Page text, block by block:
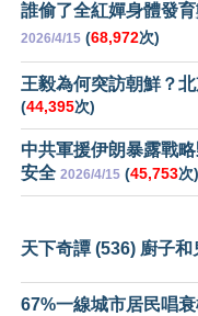
誰偷了全紅嬋身體發育
2026/4/15 (68,972次)
王毅為何突訪朝鮮？
(44,395次)
中共軍援伊朗暴露戰
安全 2026/4/15 (45,753次)
天下奇譚 (536) 廚子和
67%一線城市居民唱